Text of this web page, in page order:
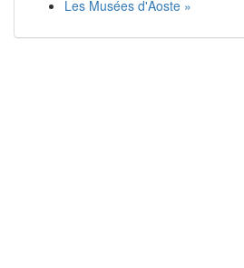
Les Musées d'Aoste »